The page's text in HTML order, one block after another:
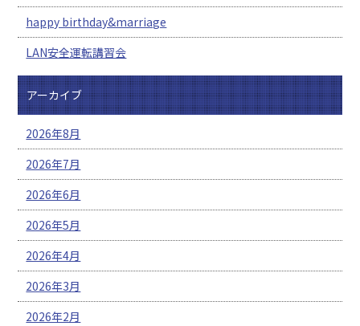
happy birthday&marriage
LAN安全運転講習会
アーカイブ
2026年8月
2026年7月
2026年6月
2026年5月
2026年4月
2026年3月
2026年2月